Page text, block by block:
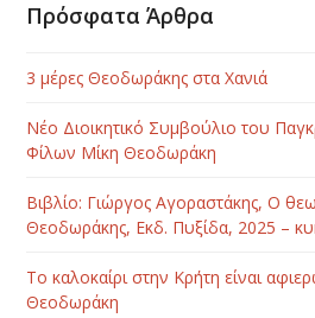
Πρόσφατα Άρθρα
3 μέρες Θεοδωράκης στα Χανιά
Νέο Διοικητικό Συμβούλιο του
Φίλων Μίκη Θεοδωράκη
Βιβλίο: Γιώργος Αγοραστάκης, Ο
Θεοδωράκης, Εκδ. Πυξίδα, 2025 –
Το καλοκαίρι στην Κρήτη είναι
Θεοδωράκη